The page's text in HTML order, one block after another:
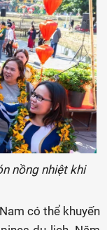
nồng nhiệt khi
có thể khuyến